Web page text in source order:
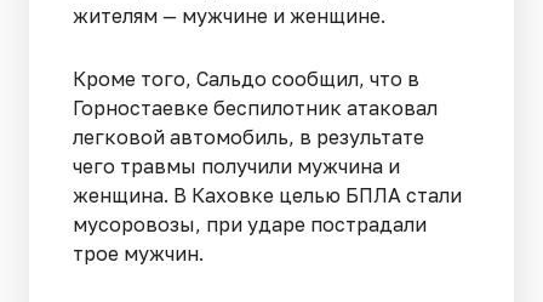
жителям — мужчине и женщине.
Кроме того, Сальдо сообщил, что в
Горностаевке беспилотник атаковал
легковой автомобиль, в результате
чего травмы получили мужчина и
женщина. В Каховке целью БПЛА стали
мусоровозы, при ударе пострадали
трое мужчин.